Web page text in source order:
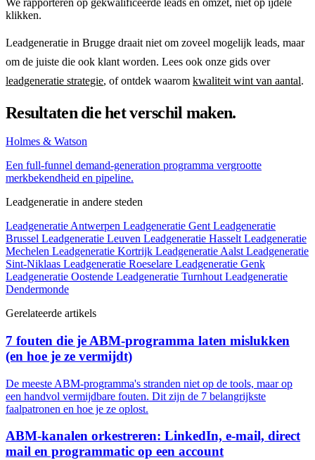
We rapporteren op gekwalificeerde leads en omzet, niet op ijdele
klikken.
Leadgeneratie in Brugge draait niet om zoveel mogelijk leads, maar
om de juiste die ook klant worden. Lees ook onze gids over
leadgeneratie strategie, of ontdek waarom kwaliteit wint van aantal.
Resultaten die het verschil maken.
Holmes & Watson
Een full-funnel demand-generation programma vergrootte
merkbekendheid en pipeline.
Leadgeneratie in andere steden
Leadgeneratie Antwerpen Leadgeneratie Gent Leadgeneratie
Brussel Leadgeneratie Leuven Leadgeneratie Hasselt Leadgeneratie
Mechelen Leadgeneratie Kortrijk Leadgeneratie Aalst Leadgeneratie
Sint-Niklaas Leadgeneratie Roeselare Leadgeneratie Genk
Leadgeneratie Oostende Leadgeneratie Turnhout Leadgeneratie
Dendermonde
Gerelateerde artikels
7 fouten die je ABM-programma laten mislukken
(en hoe je ze vermijdt)
De meeste ABM-programma's stranden niet op de tools, maar op
een handvol vermijdbare fouten. Dit zijn de 7 belangrijkste
faalpatronen en hoe je ze oplost.
ABM-kanalen orkestreren: LinkedIn, e-mail, direct
mail en programmatic op een account